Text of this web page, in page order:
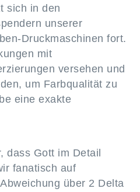
sich in den
unserer
Druckmaschinen fort.
mit
versehen und
um Farbqualität zu
eine exakte
dass Gott im Detail
fanatisch auf
über 2 Delta